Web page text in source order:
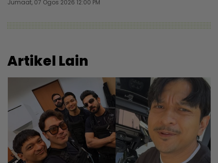
Jumaat, 07 Ogos 2026 12:00 PM
Artikel Lain